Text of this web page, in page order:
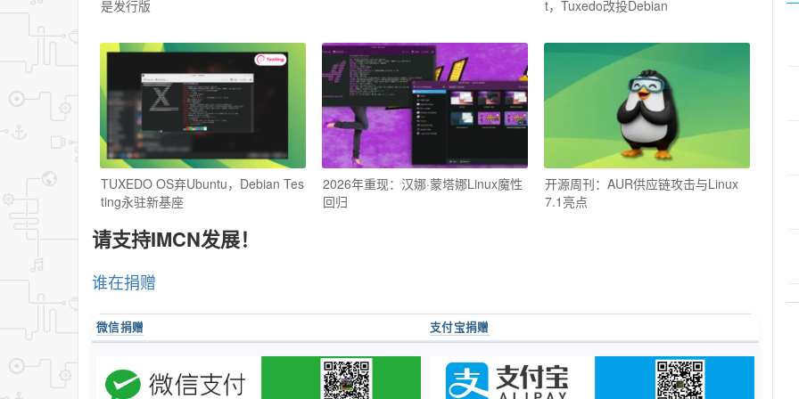
是发行版 t，Tuxedo改投Debian
TUXEDO OS弃Ubuntu，Debian Tes
ting永驻新基座
2026年重现：汉娜·蒙塔娜Linux魔性
回归
开源周刊：AUR供应链攻击与Linux
7.1亮点
请支持IMCN发展！
谁在捐赠
微信捐赠 支付宝捐赠